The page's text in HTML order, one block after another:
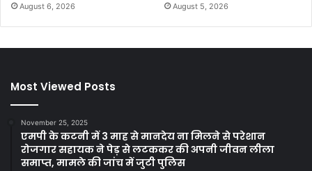
August 6, 2026 August 5, 2026
Most Viewed Posts
November 25, 2025
एमपी के कटनी में 3 माह से मानदेय ना मिलने से परेशान
रोजगार सहायक ने पेड़ से लटककर की अपनी जीवन लीला
समाप्त, मामले की जांच में जुटी पुलिस